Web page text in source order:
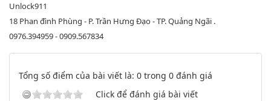
Unlock911
18 Phan đình Phùng - P. Trần Hưng Đạo - TP. Quảng Ngãi .
0976.394959 - 0909.567834
Tổng số điểm của bài viết là: 0 trong 0 đánh giá
Click để đánh giá bài viết